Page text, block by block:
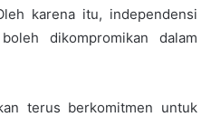
karena itu, independensi
dikompromikan dalam
terus berkomitmen untuk